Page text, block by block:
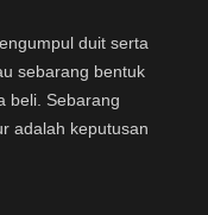
duit serta
sebarang bentuk
beli. Sebarang
adalah keputusan